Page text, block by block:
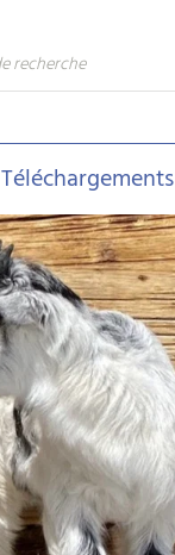
Téléchargements